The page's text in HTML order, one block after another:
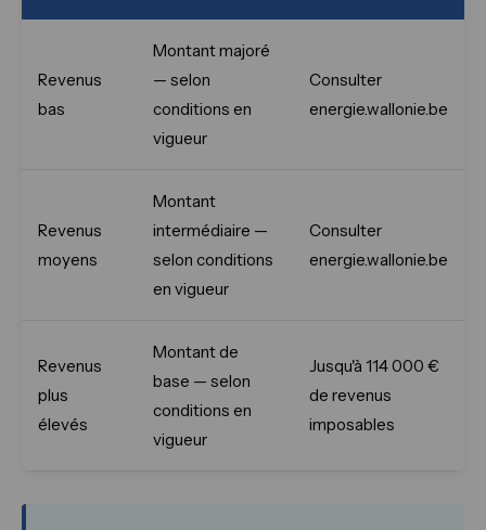
Revenus
bas
Montant majoré
— selon
conditions en
vigueur
Consulter
energie.wallonie.be
Revenus
moyens
Montant
intermédiaire —
selon conditions
en vigueur
Consulter
energie.wallonie.be
Revenus
plus
élevés
Montant de
base — selon
conditions en
vigueur
Jusqu'à 114 000 €
de revenus
imposables